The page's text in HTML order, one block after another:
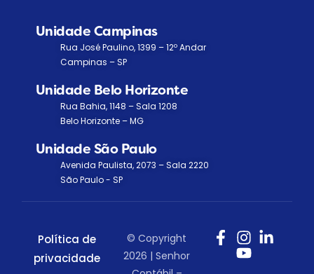
Unidade Campinas
Rua José Paulino, 1399 – 12º Andar
Campinas – SP
Unidade Belo Horizonte
Rua Bahia, 1148 – Sala 1208
Belo Horizonte – MG
Unidade São Paulo
Avenida Paulista, 2073 – Sala 2220
São Paulo - SP
Política de
privacidade
© Copyright
2026 | Senhor